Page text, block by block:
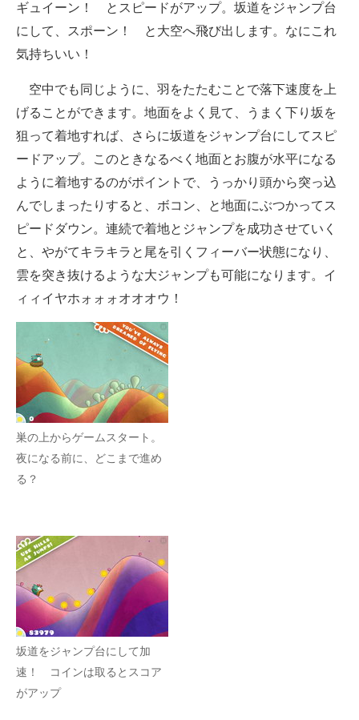
ギュイーン！ とスピードがアップ。坂道をジャンプ台
にして、スポーン！ と大空へ飛び出します。なにこれ
気持ちいい！
空中でも同じように、羽をたたむことで落下速度を上
げることができます。地面をよく見て、うまく下り坂を
狙って着地すれば、さらに坂道をジャンプ台にしてスピ
ードアップ。このときなるべく地面とお腹が水平になる
ように着地するのがポイントで、うっかり頭から突っ込
んでしまったりすると、ボコン、と地面にぶつかってス
ピードダウン。連続で着地とジャンプを成功させていく
と、やがてキラキラと尾を引くフィーバー状態になり、
雲を突き抜けるような大ジャンプも可能になります。イ
ィィイヤホォォォオオオウ！
巣の上からゲームスタート。
夜になる前に、どこまで進め
る？
坂道をジャンプ台にして加
速！ コインは取るとスコア
がアップ